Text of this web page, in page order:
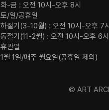
화-금 : 오전 10시-오후 8시
토/일/공휴일
하절기(3-10월) : 오전 10시-오후 7시
동절기(11-2월) : 오전 10시-오후 6시
휴관일
1월 1일/매주 월요일(공휴일 제외)
© ART